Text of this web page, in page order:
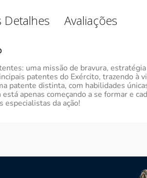
Detalhes Avaliações
uma missão de bravura,
patentes do Exército, trazendo à
patente distinta, com habilidades
está apenas começando a se formar e
especialistas da ação!